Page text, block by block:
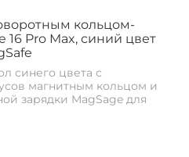
кольцом-
16 Pro Max, синий цвет
синего цвета с
магнитным кольцом и
зарядки MagSage для